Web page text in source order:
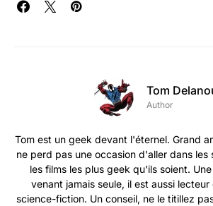
Tom
Author
Tom est un geek devant l'éternel. Grand
ne perd pas une occasion d'aller dans les
les films les plus geek qu'ils soient.
venant jamais seule, il est aussi
science-fiction. Un conseil, ne le titillez